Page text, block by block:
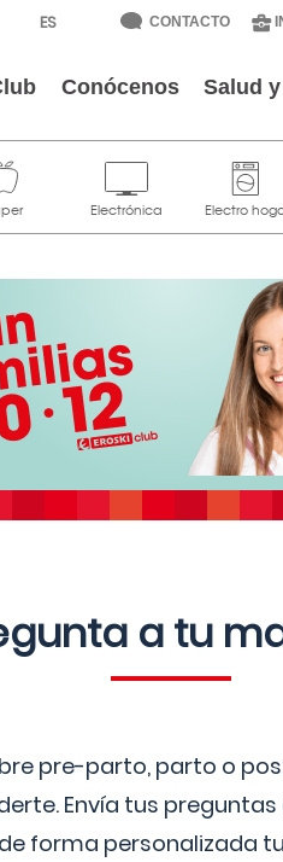
CONTACTO
Conócenos Salud
a tu
pre-parto, parto o
Envía tus
forma personalizada